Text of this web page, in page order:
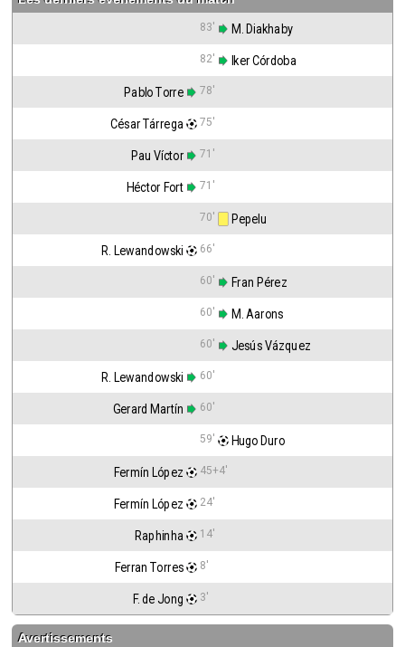
83' M. Diakhaby
82' Iker Córdoba
Pablo Torre 78'
César Tárrega 75'
Pau Víctor 71'
Héctor Fort 71'
70' Pepelu
R. Lewandowski 66'
60' Fran Pérez
60' M. Aarons
60' Jesús Vázquez
R. Lewandowski 60'
Gerard Martín 60'
59' Hugo Duro
Fermín López 45+4'
Fermín López 24'
Raphinha 14'
Ferran Torres 8'
F. de Jong 3'
Avertissements